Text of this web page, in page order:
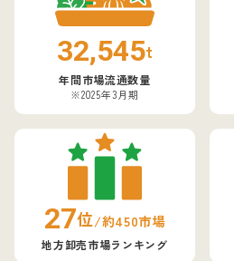
32,545t
年間市場流通数量
※2025年3月期
27位/約450市場
地方卸売市場ランキング